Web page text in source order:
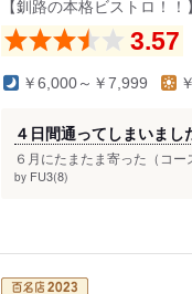
【釧路の本格ビストロ！
3.57
￥6,000～￥7,999
４日間通ってしまいまし
６月にたまたま寄った（コ
by FU3(8)